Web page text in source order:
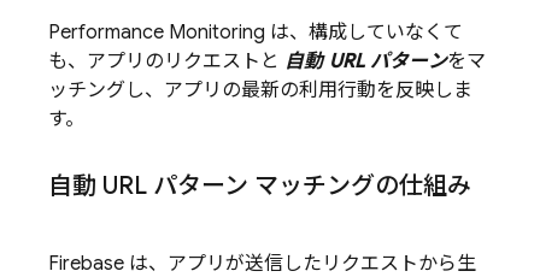
Performance Monitoring は、構成していなくて
も、アプリのリクエストと 自動 URL パターンをマ
ッチングし、アプリの最新の利用行動を反映しま
す。
自動 URL パターン マッチングの仕組み
Firebase は、アプリが送信したリクエストから生